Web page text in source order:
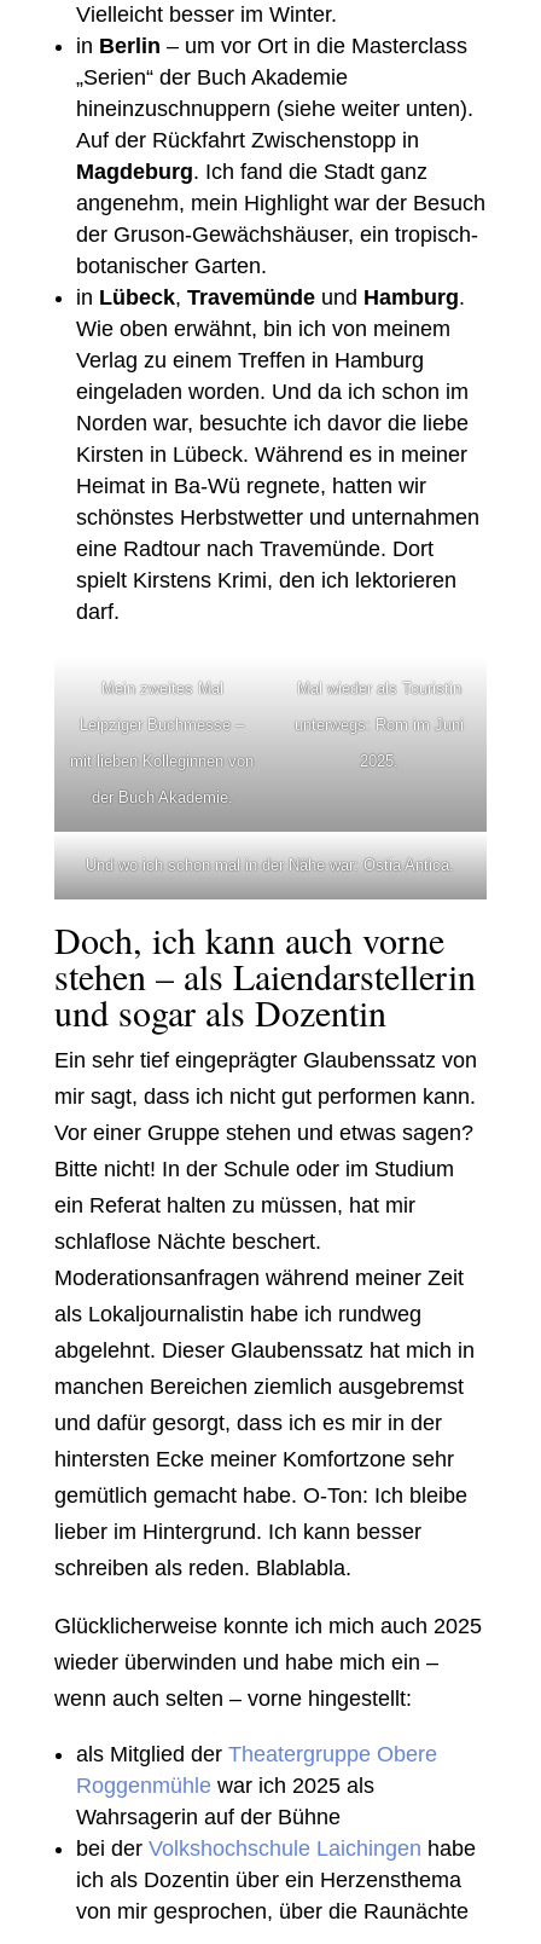
Vielleicht besser im Winter.
in Berlin – um vor Ort in die Masterclass
„Serien“ der Buch Akademie
hineinzuschnuppern (siehe weiter unten).
Auf der Rückfahrt Zwischenstopp in
Magdeburg. Ich fand die Stadt ganz
angenehm, mein Highlight war der Besuch
der Gruson-Gewächshäuser, ein tropisch-
botanischer Garten.
in Lübeck, Travemünde und Hamburg.
Wie oben erwähnt, bin ich von meinem
Verlag zu einem Treffen in Hamburg
eingeladen worden. Und da ich schon im
Norden war, besuchte ich davor die liebe
Kirsten in Lübeck. Während es in meiner
Heimat in Ba-Wü regnete, hatten wir
schönstes Herbstwetter und unternahmen
eine Radtour nach Travemünde. Dort
spielt Kirstens Krimi, den ich lektorieren
darf.
Mein zweites Mal
Leipziger Buchmesse –
mit lieben Kolleginnen von
der Buch Akademie.
Mal wieder als Touristin
unterwegs: Rom im Juni
2025.
Und wo ich schon mal in der Nähe war: Ostia Antica.
Doch, ich kann auch vorne
stehen – als Laiendarstellerin
und sogar als Dozentin
Ein sehr tief eingeprägter Glaubenssatz von
mir sagt, dass ich nicht gut performen kann.
Vor einer Gruppe stehen und etwas sagen?
Bitte nicht! In der Schule oder im Studium
ein Referat halten zu müssen, hat mir
schlaflose Nächte beschert.
Moderationsanfragen während meiner Zeit
als Lokaljournalistin habe ich rundweg
abgelehnt. Dieser Glaubenssatz hat mich in
manchen Bereichen ziemlich ausgebremst
und dafür gesorgt, dass ich es mir in der
hintersten Ecke meiner Komfortzone sehr
gemütlich gemacht habe. O-Ton: Ich bleibe
lieber im Hintergrund. Ich kann besser
schreiben als reden. Blablabla.
Glücklicherweise konnte ich mich auch 2025
wieder überwinden und habe mich ein –
wenn auch selten – vorne hingestellt:
als Mitglied der Theatergruppe Obere
Roggenmühlewar ich 2025 als
Wahrsagerin auf der Bühne
bei derVolkshochschule Laichingen habe
ich als Dozentin über ein Herzensthema
von mir gesprochen, über die Raunächte